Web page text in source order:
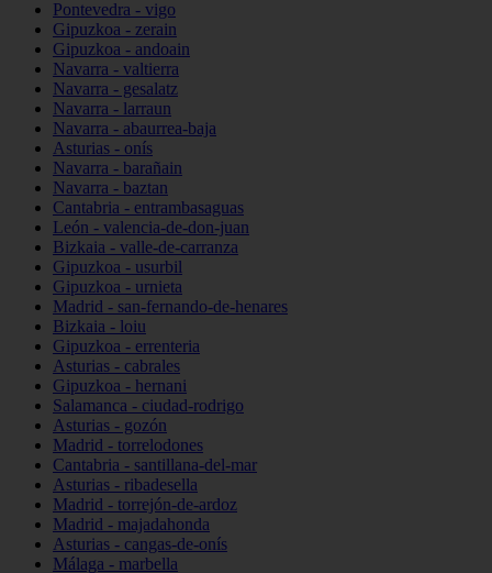
Pontevedra - vigo
Gipuzkoa - zerain
Gipuzkoa - andoain
Navarra - valtierra
Navarra - gesalatz
Navarra - larraun
Navarra - abaurrea-baja
Asturias - onís
Navarra - barañain
Navarra - baztan
Cantabria - entrambasaguas
León - valencia-de-don-juan
Bizkaia - valle-de-carranza
Gipuzkoa - usurbil
Gipuzkoa - urnieta
Madrid - san-fernando-de-henares
Bizkaia - loiu
Gipuzkoa - errenteria
Asturias - cabrales
Gipuzkoa - hernani
Salamanca - ciudad-rodrigo
Asturias - gozón
Madrid - torrelodones
Cantabria - santillana-del-mar
Asturias - ribadesella
Madrid - torrejón-de-ardoz
Madrid - majadahonda
Asturias - cangas-de-onís
Málaga - marbella